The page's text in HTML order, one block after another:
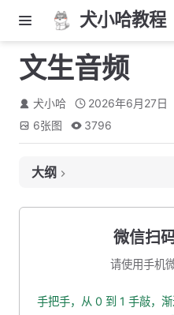
犬小哈教程
文生音频
犬小哈 2026年6月27日
6张图 3796
大纲
测试一波
微信扫
请使用手机
手把手，从 0 到 1 手敲，